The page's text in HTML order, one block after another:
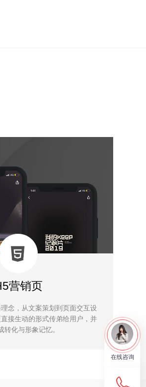
营销页
念，从文案策划到页面交互设
接生动的形式传弟给用户，并
转化与形象记忆。
在线咨询